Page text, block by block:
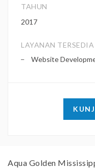
TAHUN
2017
LAYANAN TERSEDIA
Website
Aqua Golden